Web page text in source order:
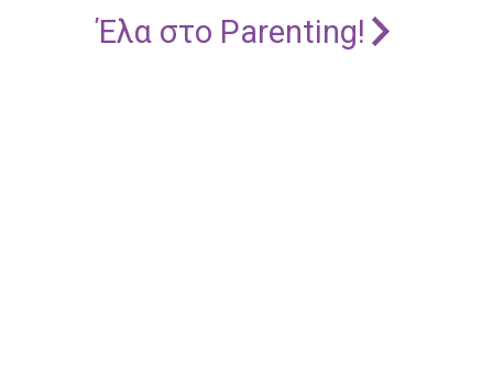
Έλα στο Parenting!